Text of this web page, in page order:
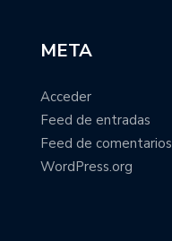
META
Acceder
Feed de entradas
Feed de comentarios
WordPress.org